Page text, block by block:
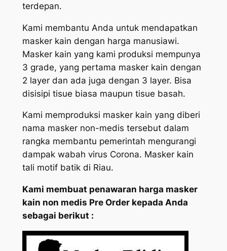
terdepan.
Kami membantu Anda untuk mendapatkan
masker kain dengan harga manusiawi.
Masker kain yang kami produksi mempunya
3 grade, yang pertama masker kain dengan
2 layer dan ada juga dengan 3 layer. Bisa
disisipi tisue biasa maupun tisue basah.
Kami memproduksi masker kain yang diberi
nama masker non-medis tersebut dalam
rangka membantu pemerintah mengurangi
dampak wabah virus Corona. Masker kain
tali motif batik di Riau.
Kami membuat penawaran harga masker
kain non medis Pre Order kepada Anda
sebagai berikut :